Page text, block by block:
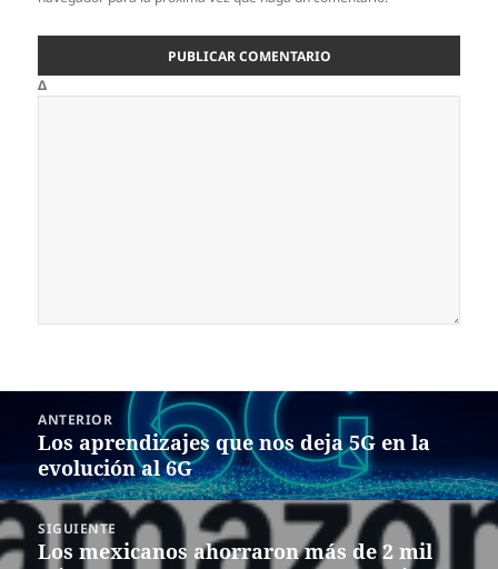
Δ
entradas
ANTERIOR
Entrada
anterior:
Los aprendizajes que nos deja 5G en la
evolución al 6G
SIGUIENTE
Siguiente
Los mexicanos ahorraron más de 2 mil